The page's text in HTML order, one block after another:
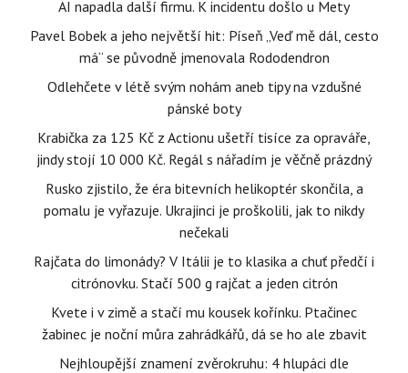
AI napadla další firmu. K incidentu došlo u Mety
Pavel Bobek a jeho největší hit: Píseň „Veď mě dál, cesto
má“ se původně jmenovala Rododendron
Odlehčete v létě svým nohám aneb tipy na vzdušné
pánské boty
Krabička za 125 Kč z Actionu ušetří tisíce za opraváře,
jindy stojí 10 000 Kč. Regál s nářadím je věčně prázdný
Rusko zjistilo, že éra bitevních helikoptér skončila, a
pomalu je vyřazuje. Ukrajinci je proškolili, jak to nikdy
nečekali
Rajčata do limonády? V Itálii je to klasika a chuť předčí i
citrónovku. Stačí 500 g rajčat a jeden citrón
Kvete i v zimě a stačí mu kousek kořínku. Ptačinec
žabinec je noční můra zahrádkářů, dá se ho ale zbavit
Nejhloupější znamení zvěrokruhu: 4 hlupáci dle